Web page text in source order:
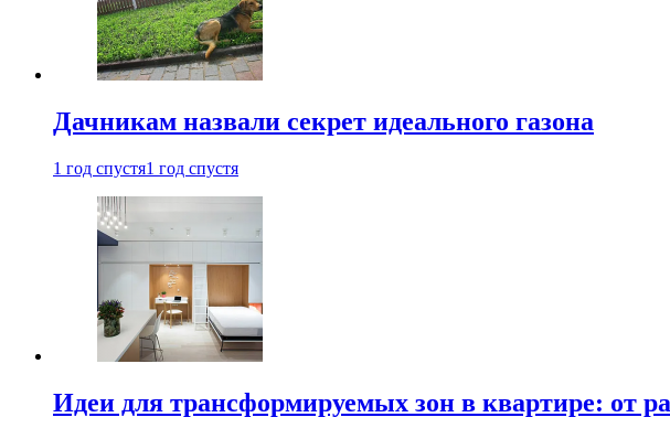
Дачникам назвали секрет идеального газона
1 год спустя1 год спустя
Идеи для трансформируемых зон в квартире: от